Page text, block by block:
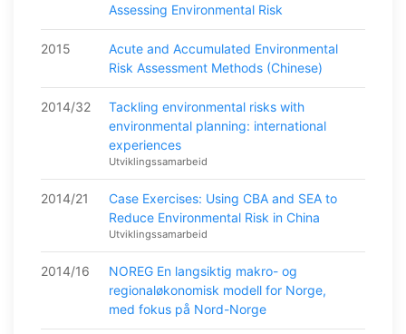
Assessing Environmental Risk
2015
Acute and Accumulated Environmental
Risk Assessment Methods (Chinese)
2014/32
Tackling environmental risks with
environmental planning: international
experiences
Utviklingssamarbeid
2014/21
Case Exercises: Using CBA and SEA to
Reduce Environmental Risk in China
Utviklingssamarbeid
2014/16
NOREG En langsiktig makro- og
regionaløkonomisk modell for Norge,
med fokus på Nord-Norge